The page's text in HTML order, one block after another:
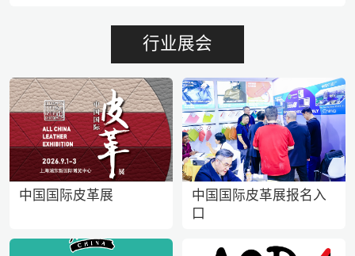
行业展会
中国国际皮革展
中国国际皮革展报名入
口